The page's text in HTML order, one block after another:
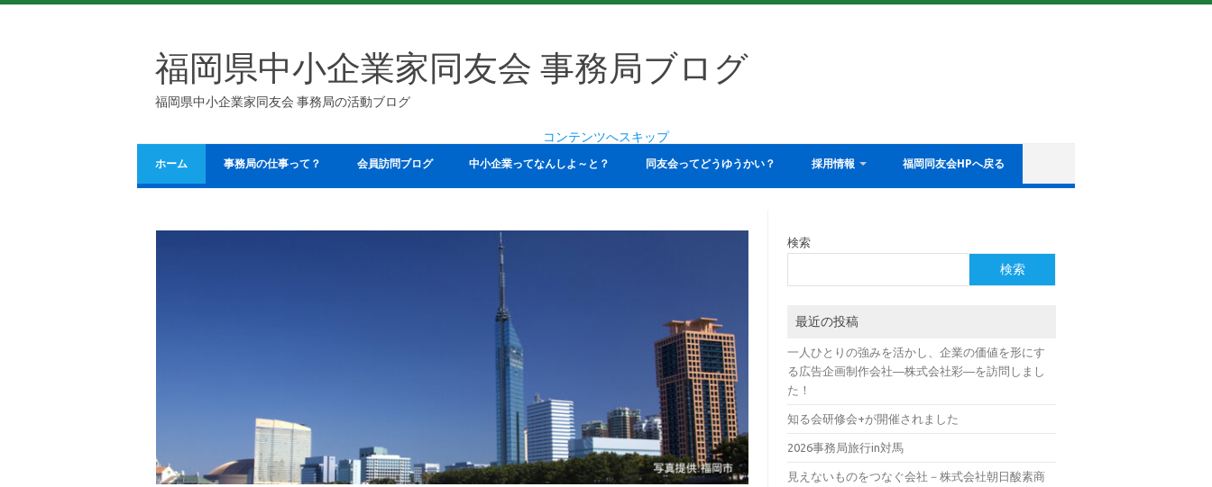
福岡県中小企業家同友会 事務局ブログ
福岡県中小企業家同友会 事務局の活動ブログ
コンテンツへスキップ
ホーム 事務局の仕事って？ 会員訪問ブログ 中小企業ってなんしよ～と？ 同友会ってどうゆうかい？ 採用情報 福岡同友会HPへ戻る
検索
検索
最近の投稿
一人ひとりの強みを活かし、企業の価値を形にす
る広告企画制作会社―株式会社彩―を訪問しまし
た！
知る会研修会+が開催されました
2026事務局旅行in対馬
見えないものをつなぐ会社－株式会社朝日酸素商